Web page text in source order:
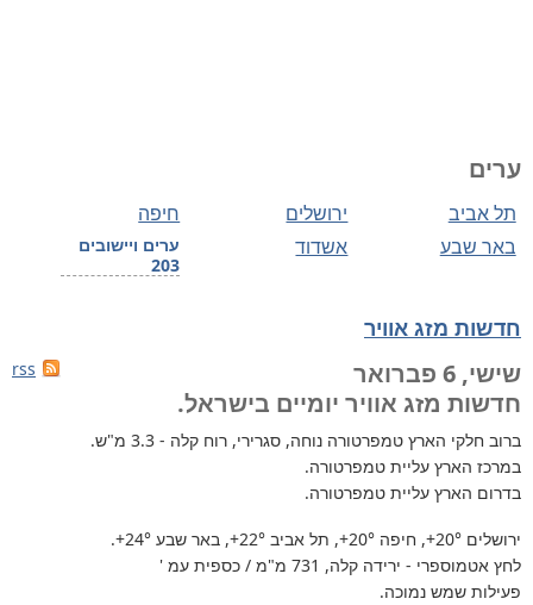
ערים
חיפה ירושלים תל אביב
ערים ויישובים
203
אשדוד באר שבע
חדשות מזג אוויר
rss
שישי, 6 פברואר
חדשות מזג אוויר יומיים בישראל.
ברוב חלקי הארץ טמפרטורה נוחה, סגרירי, רוח קלה - 3.3 מ"ש.
במרכז הארץ עליית טמפרטורה.
בדרום הארץ עליית טמפרטורה.
ירושלים +20°, חיפה +20°, תל אביב +22°, באר שבע +24°
.
לחץ אטמוספרי - ירידה קלה, 731 מ"מ / כספית עמ '
פעילות שמש נמוכה.